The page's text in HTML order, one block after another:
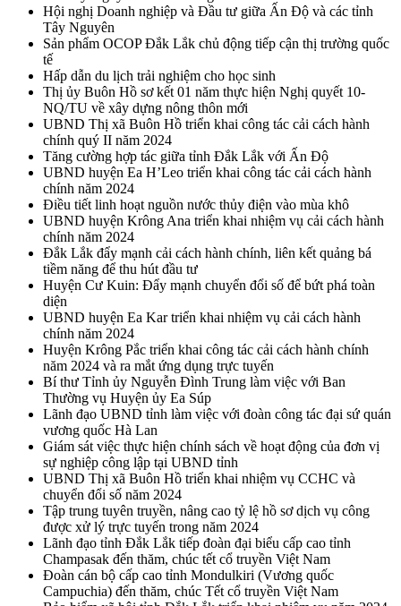
Hội nghị Doanh nghiệp và Đầu tư giữa Ấn Độ và các tỉnh
Tây Nguyên
Sản phẩm OCOP Đắk Lắk chủ động tiếp cận thị trường quốc
tế
Hấp dẫn du lịch trải nghiệm cho học sinh
Thị ủy Buôn Hồ sơ kết 01 năm thực hiện Nghị quyết 10-
NQ/TU về xây dựng nông thôn mới
UBND Thị xã Buôn Hồ triển khai công tác cải cách hành
chính quý II năm 2024
Tăng cường hợp tác giữa tỉnh Đắk Lắk với Ấn Độ
UBND huyện Ea H’Leo triển khai công tác cải cách hành
chính năm 2024
Điều tiết linh hoạt nguồn nước thủy điện vào mùa khô
UBND huyện Krông Ana triển khai nhiệm vụ cải cách hành
chính năm 2024
Đắk Lắk đẩy mạnh cải cách hành chính, liên kết quảng bá
tiềm năng để thu hút đầu tư
Huyện Cư Kuin: Đẩy mạnh chuyển đổi số để bứt phá toàn
diện
UBND huyện Ea Kar triển khai nhiệm vụ cải cách hành
chính năm 2024
Huyện Krông Pắc triển khai công tác cải cách hành chính
năm 2024 và ra mắt ứng dụng trực tuyến
Bí thư Tỉnh ủy Nguyễn Đình Trung làm việc với Ban
Thường vụ Huyện ủy Ea Súp
Lãnh đạo UBND tỉnh làm việc với đoàn công tác đại sứ quán
vương quốc Hà Lan
Giám sát việc thực hiện chính sách về hoạt động của đơn vị
sự nghiệp công lập tại UBND tỉnh
UBND Thị xã Buôn Hồ triển khai nhiệm vụ CCHC và
chuyển đổi số năm 2024
Tập trung tuyên truyền, nâng cao tỷ lệ hồ sơ dịch vụ công
được xử lý trực tuyến trong năm 2024
Lãnh đạo tỉnh Đắk Lắk tiếp đoàn đại biểu cấp cao tỉnh
Champasak đến thăm, chúc tết cổ truyền Việt Nam
Đoàn cán bộ cấp cao tỉnh Mondulkiri (Vương quốc
Campuchia) đến thăm, chúc Tết cổ truyền Việt Nam